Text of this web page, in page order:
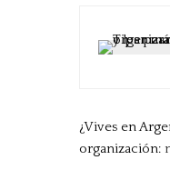
¿Vives en
organización: